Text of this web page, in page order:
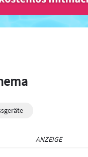
ANZEIGE